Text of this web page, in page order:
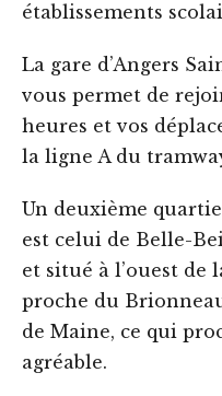
établissements
La gare d’Angers
vous permet de
heures et vos
la ligne A du
Un deuxième
est celui de Belle-
et situé à l’ouest de
proche du
de Maine, ce qui
agréable.